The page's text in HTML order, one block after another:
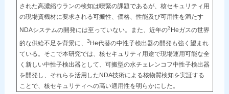
された高濃縮ウランの検知は喫緊の課題であるが、核セキュリティ用
の現場資機材に要求される可搬性、価格、性能及び可用性を満たす
NDAシステムの開発には至っていない。また、近年の3Heガスの世界
的な供給不足を背景に、
3He代替の中性子検出器の開発も強く望まれ
ている。そこで本研究では、核セキュリティ用途で現場運用可能な全
く新しい中性子検出器として、可搬型の水チェレンコフ中性子検出器
を開発し、それらを活用したNDA技術による核物質検知を実証する
ことで、核セキュリティへの高い適用性を明らかにした。